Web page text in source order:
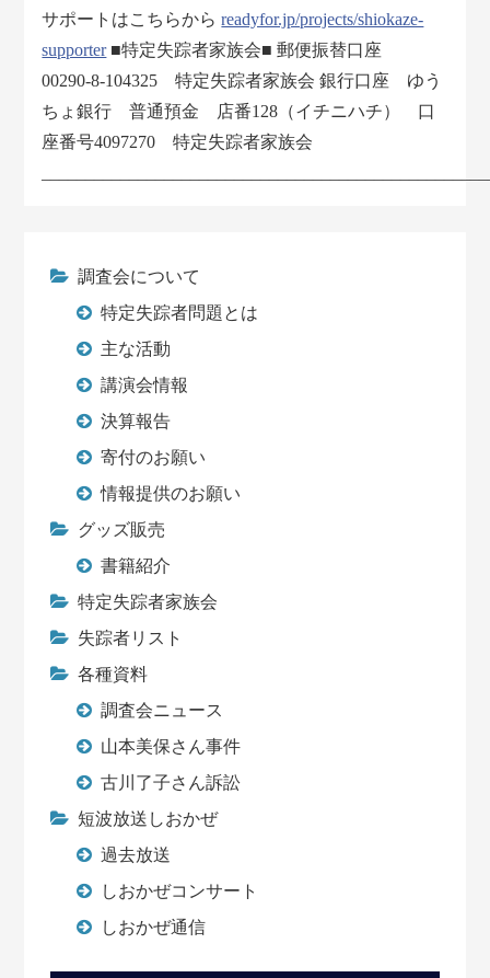
サポートはこちらからreadyfor.jp/projects/shiokaze-
supporter■特定失踪者家族会■ 郵便振替口座
00290-8-104325 特定失踪者家族会 銀行口座 ゆう
ちょ銀行 普通預金 店番128（イチニハチ） 口
座番号4097270 特定失踪者家族会
調査会について
特定失踪者問題とは
主な活動
講演会情報
決算報告
寄付のお願い
情報提供のお願い
グッズ販売
書籍紹介
特定失踪者家族会
失踪者リスト
各種資料
調査会ニュース
山本美保さん事件
古川了子さん訴訟
短波放送しおかぜ
過去放送
しおかぜコンサート
しおかぜ通信